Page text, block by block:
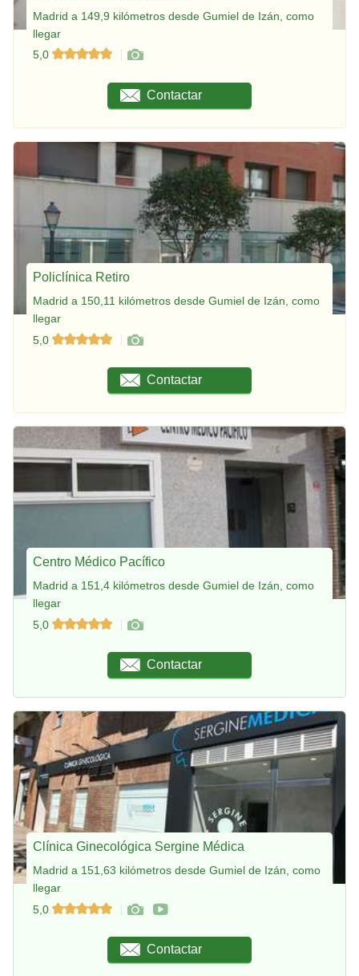
Madrid a 149,9 kilómetros desde Gumiel de Izán, como
llegar
5,0
Contactar
Policlínica Retiro
Madrid a 150,11 kilómetros desde Gumiel de Izán, como
llegar
5,0
Contactar
Centro Médico Pacífico
Madrid a 151,4 kilómetros desde Gumiel de Izán, como
llegar
5,0
Contactar
Clínica Ginecológica Sergine Médica
Madrid a 151,63 kilómetros desde Gumiel de Izán, como
llegar
5,0
Contactar